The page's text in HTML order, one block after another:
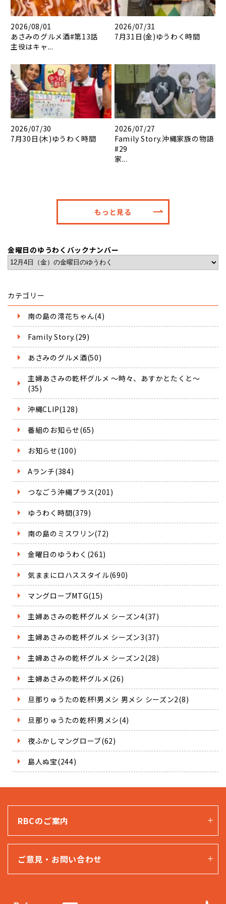
2026/08/01
あさみのグルメ酒#第13話
主役はキャ...
2026/07/31
7月31日(金)ゆうわく時間
2026/07/30
7月30日(木)ゆうわく時間
2026/07/27
Family Story.沖縄家族の物語
#29
家...
もっと見る
金曜日のゆうわくバックナンバー
カテゴリー
南の島の澪花ちゃん(4)
Family Story.(29)
あさみのグルメ酒(50)
主婦あさみの乾杯グルメ ～時々、あすかとたくと～
(35)
沖縄CLIP(128)
番組のお知らせ(65)
お知らせ(100)
Aランチ(384)
つなごう沖縄プラス(201)
ゆうわく時間(379)
南の島のミスワリン(72)
金曜日のゆうわく(261)
気ままにロハススタイル(690)
マングローブMTG(15)
主婦あさみの乾杯グルメ シーズン4(37)
主婦あさみの乾杯グルメ シーズン3(37)
主婦あさみの乾杯グルメ シーズン2(28)
主婦あさみの乾杯グルメ(26)
旦那りゅうたの乾杯!男メシ 男メシ シーズン2(8)
旦那りゅうたの乾杯!男メシ(4)
夜ふかしマングローブ(62)
島人ぬ宝(244)
RBCのご案内
ご意見・お問い合わせ